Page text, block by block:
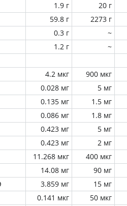
1.9 г 20 г
59.8 г 2273 г
0.3 г
~
1.2 г ~
4.2 мкг 900 мкг
0.028 мг 5 мг
0.135 мг 1.5 мг
0.086 мг 1.8 мг
0.423 мг 5 мг
0.423 мг 2 мг
11.268 мкг 400 мкг
14.08 мг 90 мг
3.859 мг 15 мг
0.141 мкг 50 мкг